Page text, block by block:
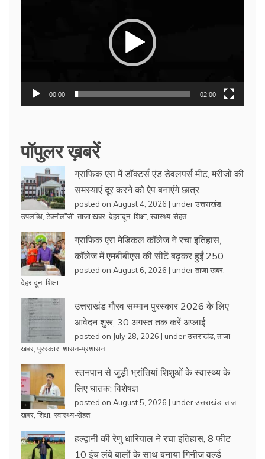
00:00 02:00
पॉपुलर ख़बरें
ग्राफिक एरा में डॉक्टर्स एंड डेवलपर्स मीट, मरीजों की
समस्याएं दूर करने को ऐप बनाएंगे छात्र
posted on August 4, 2026 | underउत्तराखंड
उपलब्धि टेक्नोलॉजी ताजा खबर देहरादून, शिक्षा स्वास्थ्य-सेहत
ग्राफिक एरा मेडिकल कॉलेज ने रचा इतिहास,
कॉलेज में एमबीबीएस की सीटें बढ़कर हुईं 250
posted on August 6, 2026 | underताजा खबर
देहरादून, शिक्षा
उत्तराखंड गौरव सम्मान पुरस्कार 2026 के लिए
आवेदन शुरू, 30 अगस्त तक करें अप्लाई
posted on July 28, 2026 | underउत्तराखंड ताजा
खबर पुरस्कार शासन-प्रशासन
स्तनपान से जुड़ी भ्रांतियां शिशुओं के स्वास्थ्य के
लिए घातक: विशेषज्ञ
posted on August 5, 2026 | underउत्तराखंड ताजा
खबर शिक्षा स्वास्थ्य-सेहत
हल्द्वानी की रेणु धारियाल ने रचा इतिहास, 8 फीट
10 इंच लंबे बालों के साथ बनाया गिनीज वर्ल्ड